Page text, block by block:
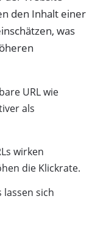
den Inhalt einer
was
URL wie
als
wirken
die Klickrate.
lassen sich